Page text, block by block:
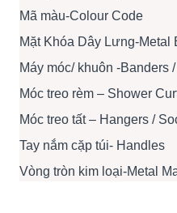
Mã màu-Colour Code
Mặt Khóa Dây Lưng-Metal
Máy móc/ khuôn -Banders
Móc treo rèm – Shower
Móc treo tất – Hangers /
Tay nắm cặp túi- Handles
Vòng tròn kim loại-Metal